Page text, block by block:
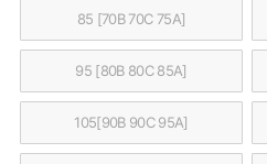
85 [70B 70C 75A]
95 [80B 80C 85A]
105[90B 90C 95A]